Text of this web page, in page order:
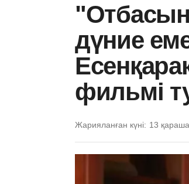
"Отбасын
дүние
фильмі
Жарияланған күні: 13